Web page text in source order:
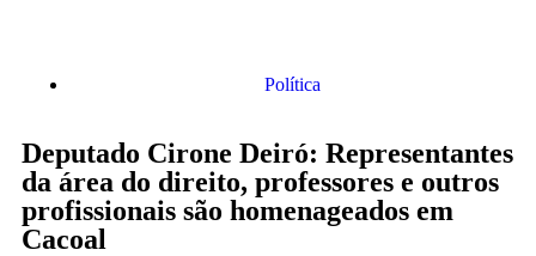
Política
Deputado Cirone Deiró: Representantes
da área do direito, professores e outros
profissionais são homenageados em
Cacoal